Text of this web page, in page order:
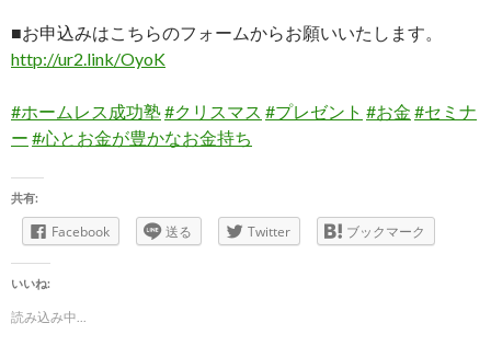
■お申込みはこちらのフォームからお願いいたします。
http://ur2.link/OyoK
#ホームレス成功塾#クリスマス #プレゼント #お金 #セミナ
ー #心とお金が豊かなお金持ち
共有:
Facebook 送る Twitter ブックマーク
いいね:
読み込み中...